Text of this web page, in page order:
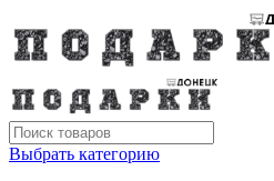
Выбрать категорию